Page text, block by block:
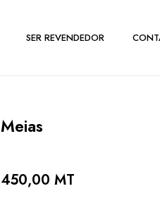
SER REVENDEDOR
Meias
450,00 MT